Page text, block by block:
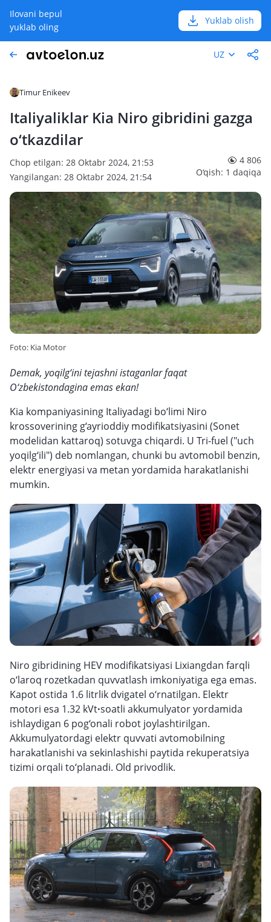
Ilovani bepul
yuklab oling
Yuklab olish
UZ
Timur Enikeev
Italiyaliklar Kia Niro gibridini gazga
o‘tkazdilar
Chop etilgan: 28 Oktabr 2024, 21:53
Yangilangan: 28 Oktabr 2024, 21:54
4 806
O‘qish: 1 daqiqa
Foto: Kia Motor
Demak, yoqilg‘ini tejashni istaganlar faqat
O‘zbekistondagina emas ekan!
Kia kompaniyasining Italiyadagi bo‘limi Niro
krossoverining g‘ayrioddiy modifikatsiyasini (Sonet
modelidan kattaroq) sotuvga chiqardi. U Tri-fuel ("uch
yoqilg‘ili") deb nomlangan, chunki bu avtomobil benzin,
elektr energiyasi va metan yordamida harakatlanishi
mumkin.
Niro gibridining HEV modifikatsiyasi Lixiangdan farqli
o‘laroq rozetkadan quvvatlash imkoniyatiga ega emas.
Kapot ostida 1.6 litrlik dvigatel o‘rnatilgan. Elektr
motori esa 1.32 kVt·soatli akkumulyator yordamida
ishlaydigan 6 pog‘onali robot joylashtirilgan.
Akkumulyatordagi elektr quvvati avtomobilning
harakatlanishi va sekinlashishi paytida rekuperatsiya
tizimi orqali to‘planadi. Old privodlik.